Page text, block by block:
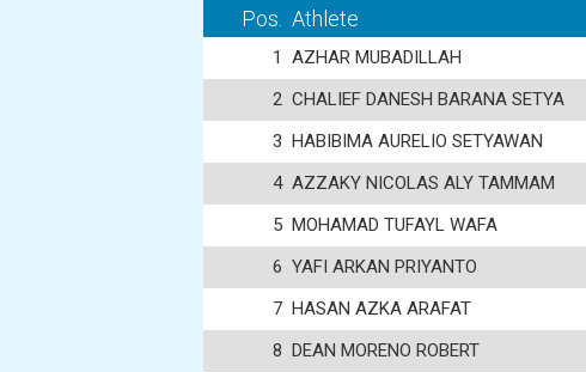
Pos. Athlete
1 AZHAR MUBADILLAH
2 CHALIEF DANESH BARANA SETYA
3 HABIBIMA AURELIO SETYAWAN
4 AZZAKY NICOLAS ALY TAMMAM
5 MOHAMAD TUFAYL WAFA
6 YAFI ARKAN PRIYANTO
7 HASAN AZKA ARAFAT
8 DEAN MORENO ROBERT